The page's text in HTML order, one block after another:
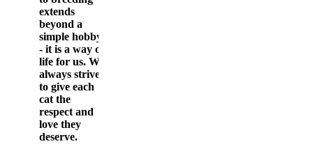
extends
beyond a
simple hobby
- it is a way of
life for us. We
always strive
to give each
cat the
respect and
love they
deserve.